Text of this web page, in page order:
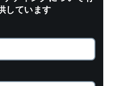
しています